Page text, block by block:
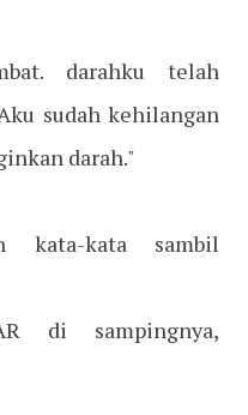
darahku telah
sudah kehilangan
darah."
kata-kata sambil
di sampingnya,